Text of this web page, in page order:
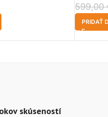
599,00
PRIDAŤ
skúseností